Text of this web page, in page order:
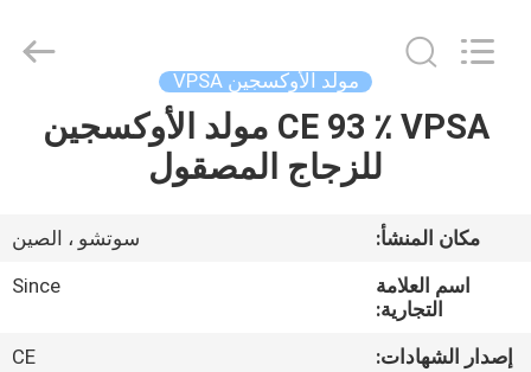
بيت
معلومات
Technology
Co.,Ltd.
Reserved.
مولد الأوكسجين VPSA
CE 93 ٪ VPSA مولد الأوكسجين
للزجاج المصقول
مكان المنشأ:
سوتشو ، الصين
اسم العلامة
التجارية:
Since
إصدار الشهادات:
CE